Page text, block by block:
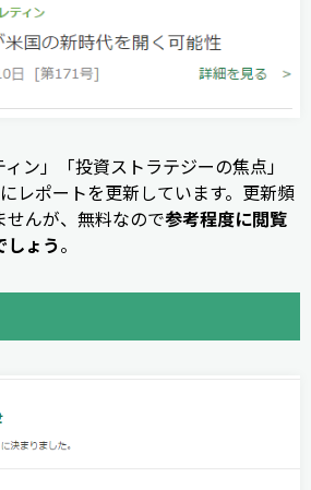
ィン」「投資ストラテジーの焦点」
レポートを更新しています。更新頻
んが、無料なので参考程度に閲覧
しょう。